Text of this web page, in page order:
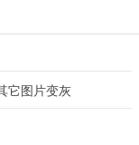
它图片变灰